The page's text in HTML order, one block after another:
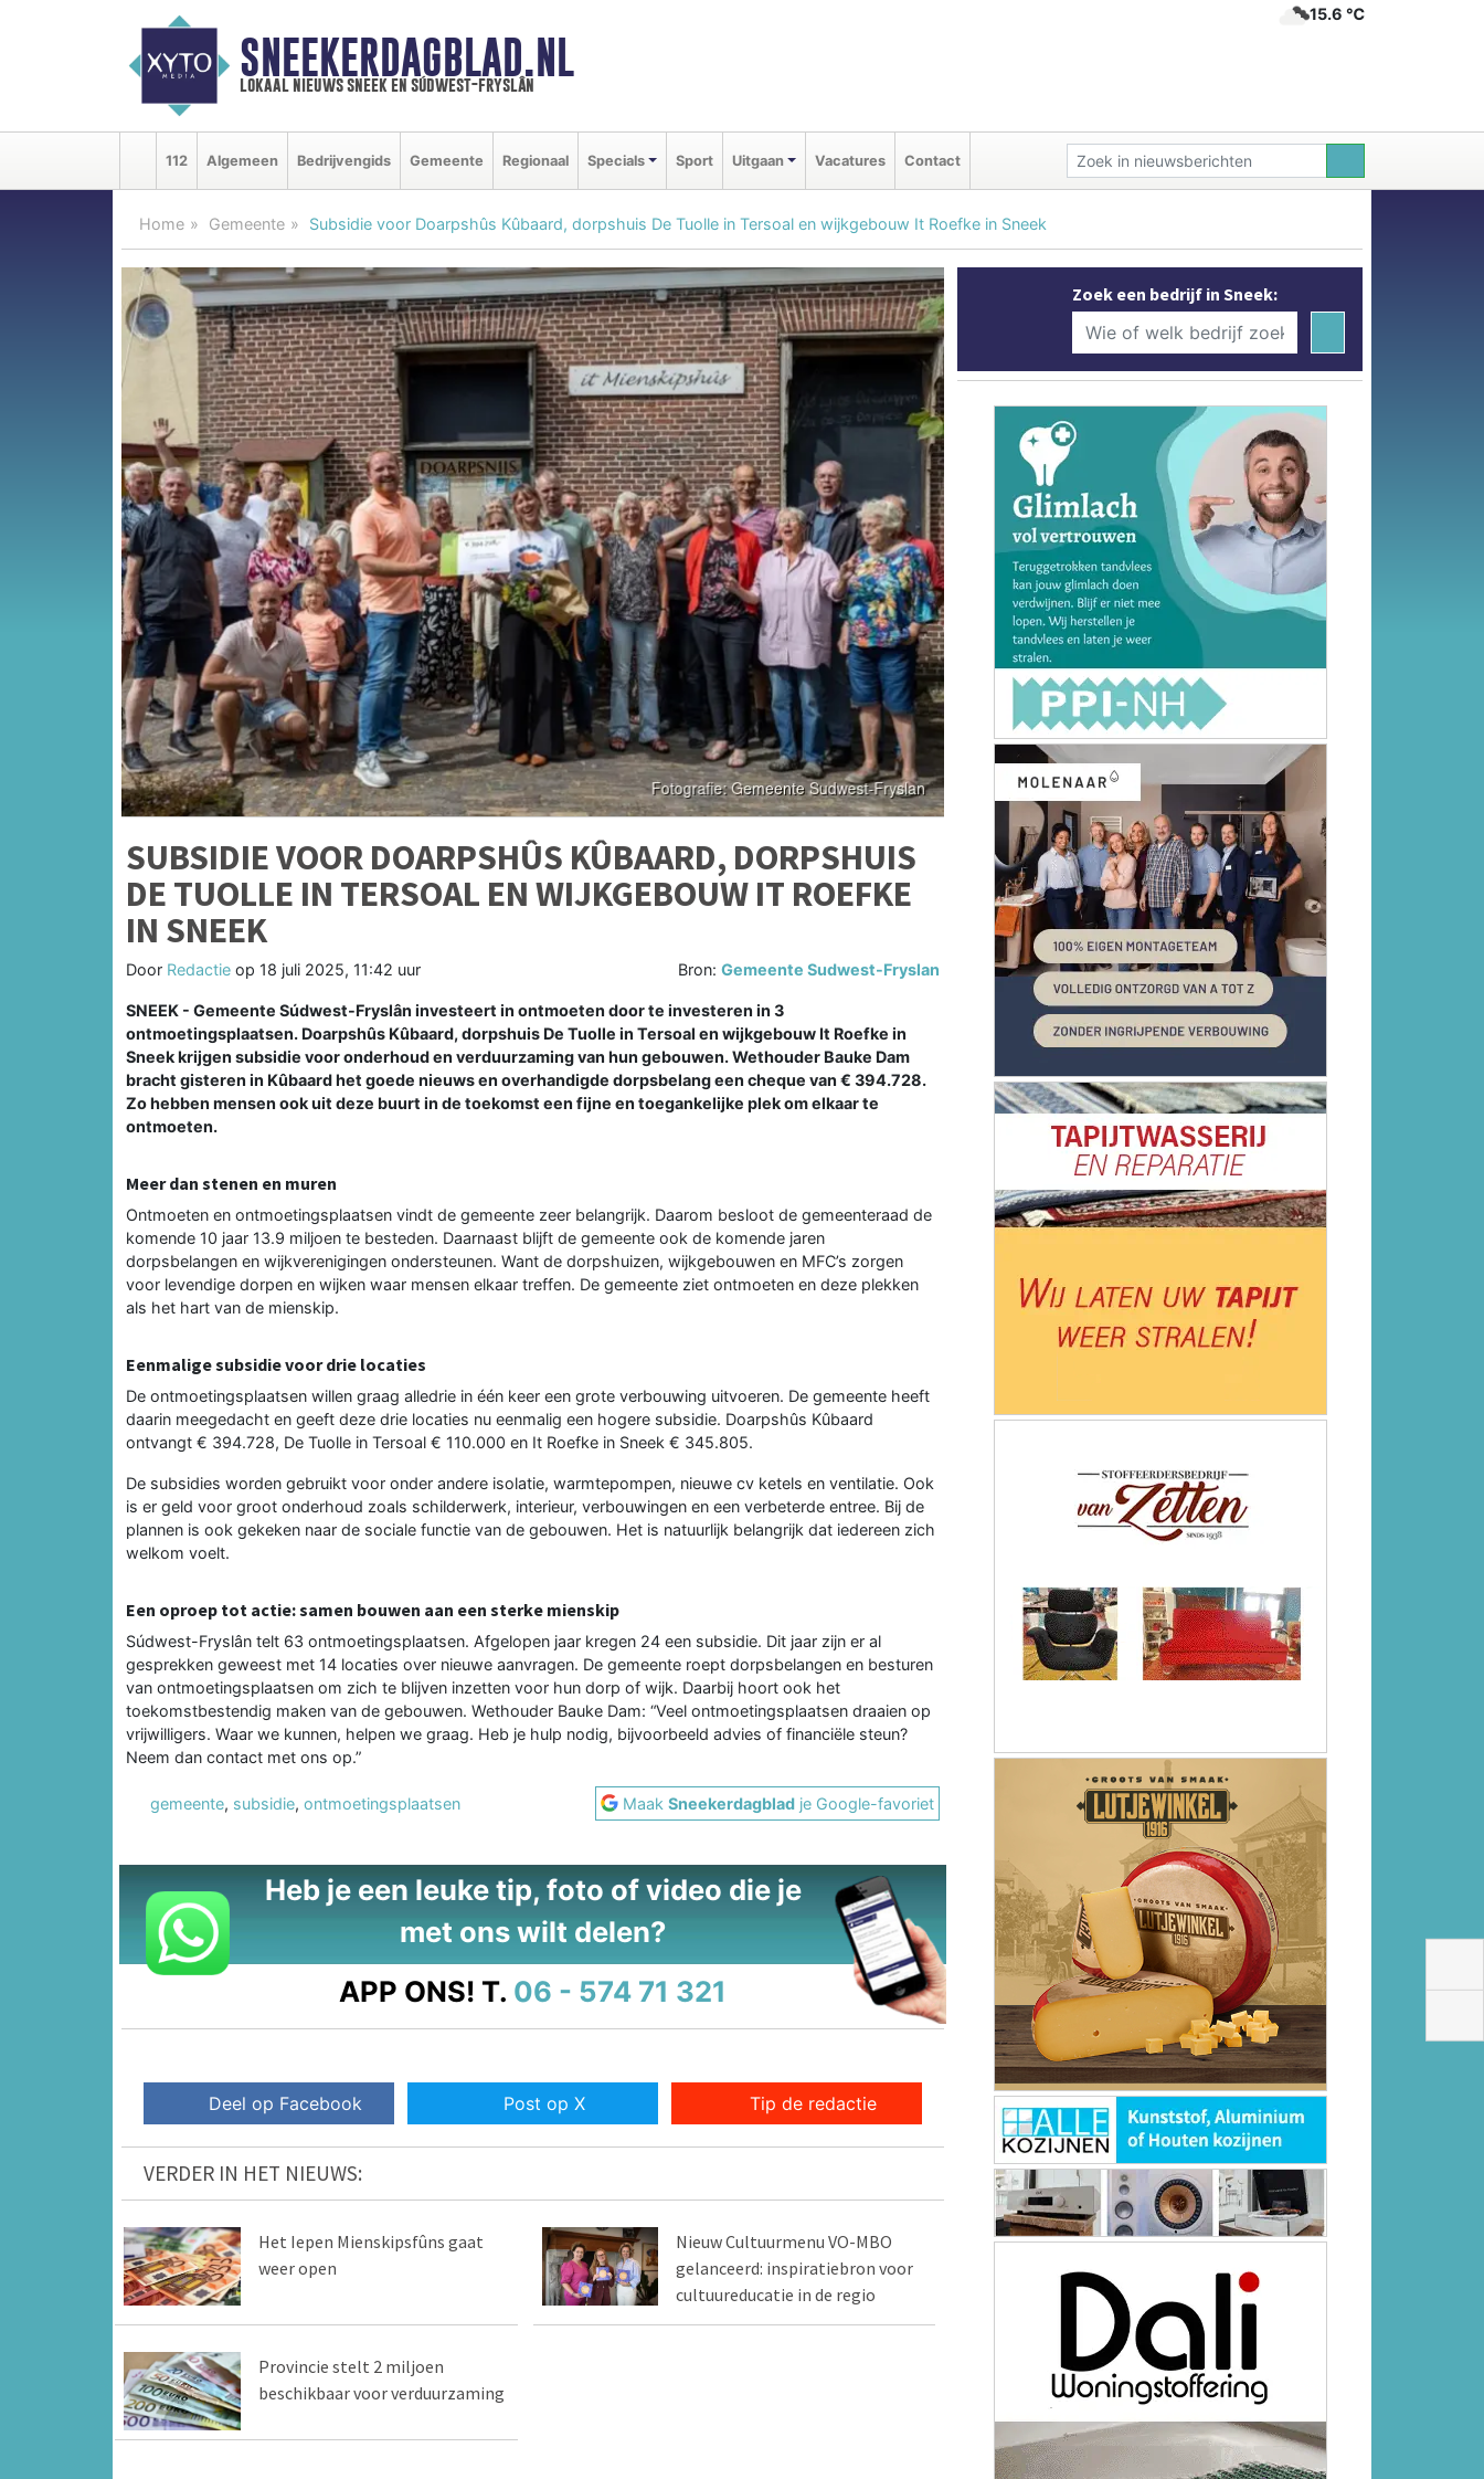
SNEEKERDAGBLAD.NL
lokaal nieuws sneek en súdwest-fryslân
15.6 ℃
112 Algemeen Bedrijvengids Gemeente Regionaal Specials Sport Uitgaan Vacatures Contact
Home Gemeente Subsidie voor Doarpshûs Kûbaard, dorpshuis De Tuolle in Tersoal en wijkgebouw It Roefke in Sneek
SUBSIDIE VOOR DOARPSHÛS KÛBAARD, DORPSHUIS
DE TUOLLE IN TERSOAL EN WIJKGEBOUW IT ROEFKE
IN SNEEK
Door Redactie op 18 juli 2025, 11:42 uur Bron:Gemeente Sudwest-Fryslan
SNEEK - Gemeente Súdwest-Fryslân investeert in ontmoeten door te investeren in 3
ontmoetingsplaatsen. Doarpshûs Kûbaard, dorpshuis De Tuolle in Tersoal en wijkgebouw It Roefke in
Sneek krijgen subsidie voor onderhoud en verduurzaming van hun gebouwen. Wethouder Bauke Dam
bracht gisteren in Kûbaard het goede nieuws en overhandigde dorpsbelang een cheque van € 394.728.
Zo hebben mensen ook uit deze buurt in de toekomst een fijne en toegankelijke plek om elkaar te
ontmoeten.
Meer dan stenen en muren
Ontmoeten en ontmoetingsplaatsen vindt de gemeente zeer belangrijk. Daarom besloot de gemeenteraad de
komende 10 jaar 13.9 miljoen te besteden. Daarnaast blijft de gemeente ook de komende jaren
dorpsbelangen en wijkverenigingen ondersteunen. Want de dorpshuizen, wijkgebouwen en MFC’s zorgen
voor levendige dorpen en wijken waar mensen elkaar treffen. De gemeente ziet ontmoeten en deze plekken
als het hart van de mienskip.
Eenmalige subsidie voor drie locaties
De ontmoetingsplaatsen willen graag alledrie in één keer een grote verbouwing uitvoeren. De gemeente heeft
daarin meegedacht en geeft deze drie locaties nu eenmalig een hogere subsidie. Doarpshûs Kûbaard
ontvangt € 394.728, De Tuolle in Tersoal € 110.000 en It Roefke in Sneek € 345.805.
De subsidies worden gebruikt voor onder andere isolatie, warmtepompen, nieuwe cv ketels en ventilatie. Ook
is er geld voor groot onderhoud zoals schilderwerk, interieur, verbouwingen en een verbeterde entree. Bij de
plannen is ook gekeken naar de sociale functie van de gebouwen. Het is natuurlijk belangrijk dat iedereen zich
welkom voelt.
Een oproep tot actie: samen bouwen aan een sterke mienskip
Súdwest-Fryslân telt 63 ontmoetingsplaatsen. Afgelopen jaar kregen 24 een subsidie. Dit jaar zijn er al
gesprekken geweest met 14 locaties over nieuwe aanvragen. De gemeente roept dorpsbelangen en besturen
van ontmoetingsplaatsen om zich te blijven inzetten voor hun dorp of wijk. Daarbij hoort ook het
toekomstbestendig maken van de gebouwen. Wethouder Bauke Dam: “Veel ontmoetingsplaatsen draaien op
vrijwilligers. Waar we kunnen, helpen we graag. Heb je hulp nodig, bijvoorbeeld advies of financiële steun?
Neem dan contact met ons op.”
gemeente, subsidie, ontmoetingsplaatsen MaakSneekerdagblad je Google-favoriet
Heb je een leuke tip, foto of video die je
met ons wilt delen?
APP ONS! T. 06 - 574 71 321
Deel op Facebook Post op X Tip de redactie
VERDER IN HET NIEUWS:
Het Iepen Mienskipsfûns gaat
weer open
Nieuw Cultuurmenu VO-MBO
gelanceerd: inspiratiebron voor
cultuureducatie in de regio
Provincie stelt 2 miljoen
beschikbaar voor verduurzaming
Zoek een bedrijf in Sneek: